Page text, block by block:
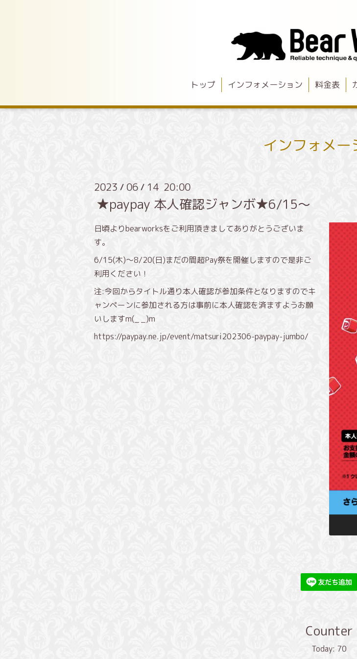
トップ インフォメーション 料金表
インフォメー
2023 / 06 / 14 20:00
★paypay 本人確認ジャンボ★6/15〜
日頃よりbearworksをご利用頂きましてありがとうございま
す。
6/15(木)〜8/20(日)まだの間超Pay祭を開催しますので是非ご
利用ください！
注:今回からタイトル通り本人確認が参加条件となりますのでキ
ャンペーンに参加される方は事前に本人確認を済ますようお願
いしますm(_ _)m
https://paypay.ne.jp/event/matsuri202306-paypay-jumbo/
Counter
Today: 70